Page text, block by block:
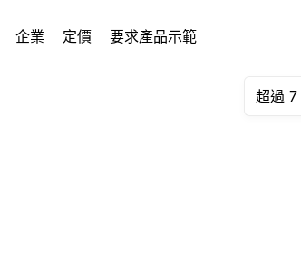
企業 定價 要求產品示範